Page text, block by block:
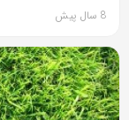
8 سال پیش